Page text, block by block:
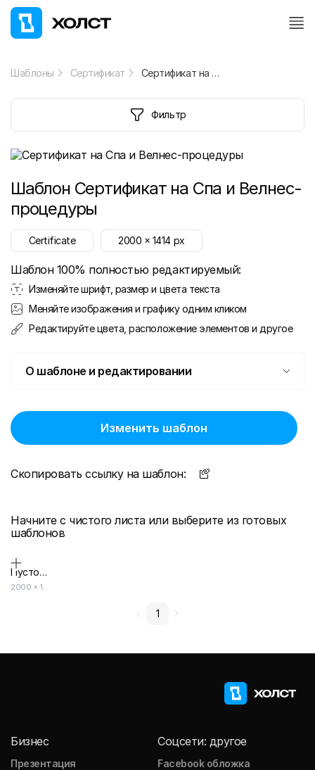
Шаблоны Сертификат Сертификат на Спа и Велнес-процедуры
Фильтр
Шаблон Сертификат на Спа и Велнес-
процедуры
Certificate 2000 x 1414 px
Шаблон 100% полностью редактируемый:
Изменяйте шрифт, размер и цвета текста
Меняйте изображения и графику одним кликом
Редактируйте цвета, расположение элементов и другое
О шаблоне и редактировании
Изменить шаблон
Скопировать ссылку на шаблон:
Начните с чистого листа или выберите из готовых
шаблонов
Пустой дизайн-макет
2000 × 1414
1
Бизнес
Презентация
Соцсети: другое
Facebook обложка